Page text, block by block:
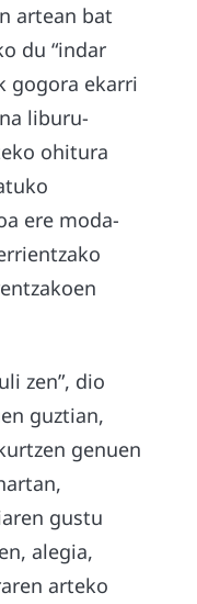
artean bat
du “indar
gogora ekarri
liburu-
ohitura
ere moda-
zen”, dio
guztian,
genuen
gustu
alegia,
arteko